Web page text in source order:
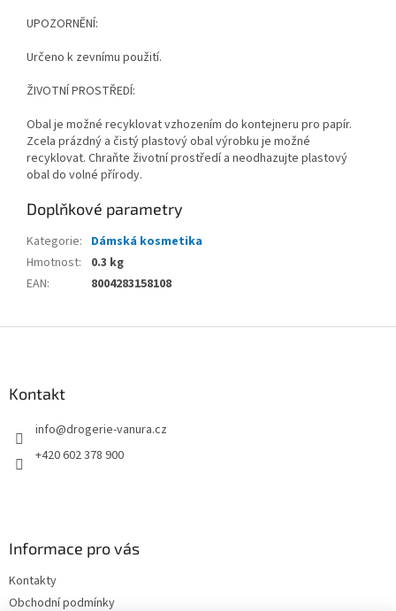
UPOZORNĚNÍ:
Určeno k zevnímu použití.
ŽIVOTNÍ PROSTŘEDÍ:
Obal je možné recyklovat vzhozením do kontejneru pro papír.
Zcela prázdný a čistý plastový obal výrobku je možné
recyklovat. Chraňte životní prostředí a neodhazujte plastový
obal do volné přírody.
Doplňkové parametry
Kategorie: Dámská kosmetika
Hmotnost:
0.3 kg
EAN: 8004283158108
Kontakt
info@drogerie-vanura.cz
+420 602 378 900
Informace pro vás
Kontakty
Obchodní podmínky